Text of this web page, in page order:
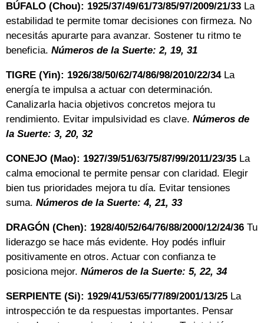
BÚFALO (Chou): 1925/37/49/61/73/85/97/2009/21/33 La
estabilidad te permite tomar decisiones con firmeza. No
necesitás apurarte para avanzar. Sostener tu ritmo te
beneficia. Números de la Suerte: 2, 19, 31
TIGRE (Yin): 1926/38/50/62/74/86/98/2010/22/34La
energía te impulsa a actuar con determinación.
Canalizarla hacia objetivos concretos mejora tu
rendimiento. Evitar impulsividad es clave. Números de
la Suerte: 3, 20, 32
CONEJO (Mao): 1927/39/51/63/75/87/99/2011/23/35 La
calma emocional te permite pensar con claridad. Elegir
bien tus prioridades mejora tu día. Evitar tensiones
suma. Números de la Suerte: 4, 21, 33
DRAGÓN (Chen): 1928/40/52/64/76/88/2000/12/24/36 Tu
liderazgo se hace más evidente. Hoy podés influir
positivamente en otros. Actuar con confianza te
posiciona mejor. Números de la Suerte: 5, 22, 34
SERPIENTE (Si): 1929/41/53/65/77/89/2001/13/25 La
introspección te da respuestas importantes. Pensar